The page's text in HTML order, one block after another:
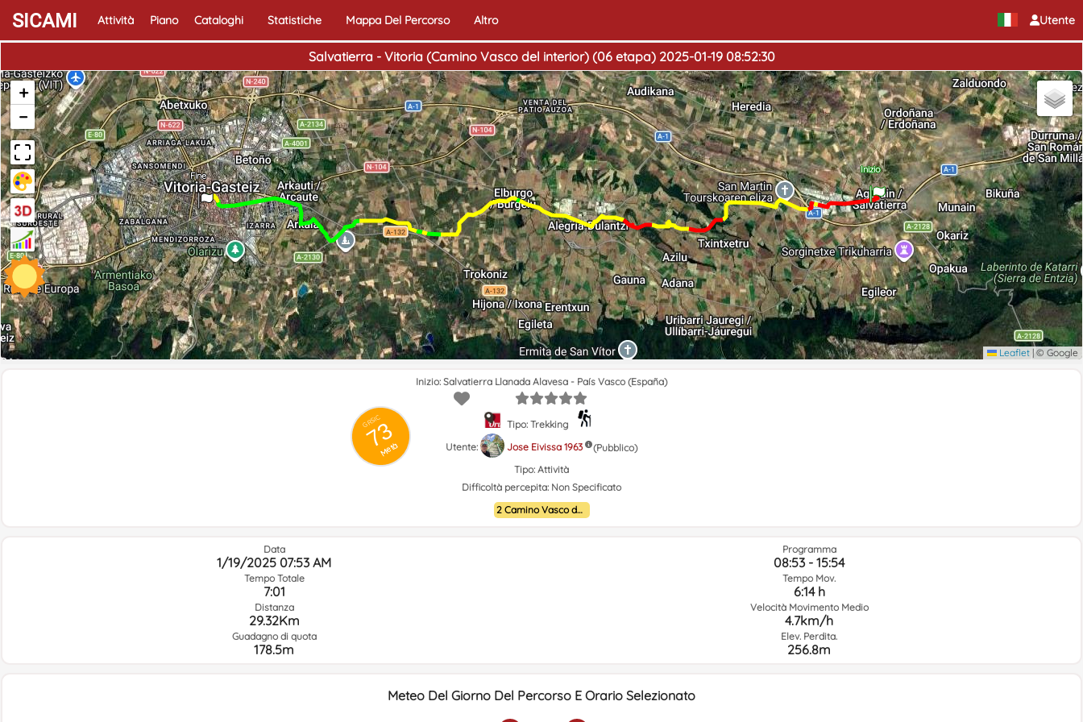
Utente
SICAMI Attività Piano Cataloghi Statistiche Mappa Del Percorso Altro
Salvatierra - Vitoria (Camino Vasco del interior) (06 etapa) 2025-01-19 08:52:30
Inizio
Fine
+
−
Leaflet |© Google
GRSIC
73
Metà
Inizio: Salvatierra Llanada Alavesa - País Vasco (España)
Tipo: Trekking
Utente:
Jose Eivissa 1963
(Pubblico)
Tipo: Attività
Difficoltà percepita: Non Specificato
2 Camino Vasco del interior
Data
1/19/2025 07:53 AM
Tempo Totale
7:01
Distanza
29.32Km
Guadagno di quota
178.5m
Programma
08:53 - 15:54
Tempo Mov.
6:14 h
Velocità Movimento Medio
4.7km/h
Elev. Perdita.
256.8m
Meteo Del Giorno Del Percorso E Orario Selezionato